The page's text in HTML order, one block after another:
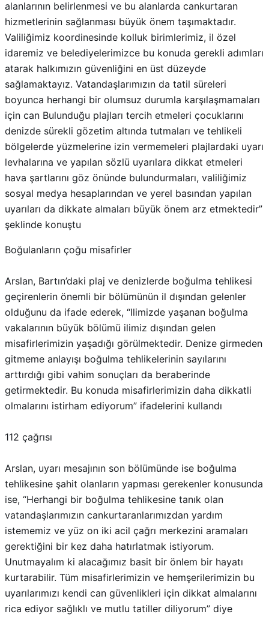
alanlarının belirlenmesi ve bu alanlarda cankurtaran
hizmetlerinin sağlanması büyük önem taşımaktadır.
Valiliğimiz koordinesinde kolluk birimlerimiz, il özel
idaremiz ve belediyelerimizce bu konuda gerekli adımları
atarak halkımızın güvenliğini en üst düzeyde
sağlamaktayız. Vatandaşlarımızın da tatil süreleri
boyunca herhangi bir olumsuz durumla karşılaşmamaları
için can Bulunduğu plajları tercih etmeleri çocuklarını
denizde sürekli gözetim altında tutmaları ve tehlikeli
bölgelerde yüzmelerine izin vermemeleri plajlardaki uyarı
levhalarına ve yapılan sözlü uyarılara dikkat etmeleri
hava şartlarını göz önünde bulundurmaları, valiliğimiz
sosyal medya hesaplarından ve yerel basından yapılan
uyarıları da dikkate almaları büyük önem arz etmektedir”
şeklinde konuştu
Boğulanların çoğu misafirler
Arslan, Bartın’daki plaj ve denizlerde boğulma tehlikesi
geçirenlerin önemli bir bölümünün il dışından gelenler
olduğunu da ifade ederek, “Ilimizde yaşanan boğulma
vakalarının büyük bölümü ilimiz dışından gelen
misafirlerimizin yaşadığı görülmektedir. Denize girmeden
gitmeme anlayışı boğulma tehlikelerinin sayılarını
arttırdığı gibi vahim sonuçları da beraberinde
getirmektedir. Bu konuda misafirlerimizin daha dikkatli
olmalarını istirham ediyorum” ifadelerini kullandı
112 çağrısı
Arslan, uyarı mesajının son bölümünde ise boğulma
tehlikesine şahit olanların yapması gerekenler konusunda
ise, “Herhangi bir boğulma tehlikesine tanık olan
vatandaşlarımızın cankurtaranlarımızdan yardım
istememiz ve yüz on iki acil çağrı merkezini aramaları
gerektiğini bir kez daha hatırlatmak istiyorum.
Unutmayalım ki alacağımız basit bir önlem bir hayatı
kurtarabilir. Tüm misafirlerimizin ve hemşerilerimizin bu
uyarılarımızı kendi can güvenlikleri için dikkat almalarını
rica ediyor sağlıklı ve mutlu tatiller diliyorum” diye